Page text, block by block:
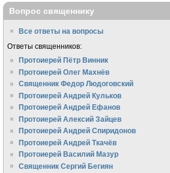
Вопрос священнику
Все ответы на вопросы
Ответы священников:
Протоиерей Пётр Винник
Протоиерей Олег Махнёв
Священник Федор Людоговский
Протоиерей Андрей Кульков
Протоиерей Андрей Ефанов
Протоиерей Алексий Зайцев
Протоиерей Андрей Спиридонов
Протоиерей Андрей Ткачёв
Протоиерей Василий Мазур
Священник Сергий Бегиян